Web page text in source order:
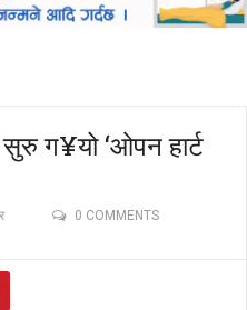
ग¥यो ‘ओपन हार्ट
0 COMMENTS